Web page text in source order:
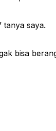
tanya saya.
bisa